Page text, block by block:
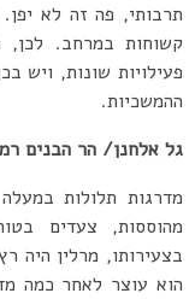
תרבותי, פה זה לא
קשוחות במרחב. לכן,
פעילויות שונות, ויש
ההמשכיות.
גל אלחנן/ הר הבנים
מדרגות תלולות
מהוססות, צעדים
בצעירותו, מרלין היה
הוא עוצר לאחר כמה